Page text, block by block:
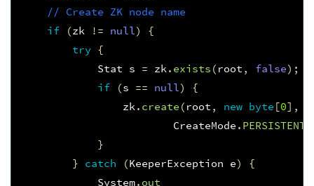
// Create ZK node name
if
(zk != null)
{
try {
Stat s = zk . exists ( root , false);
if
(s == null)
{
zk . create ( root , new byte [0],
CreateMode . PERSISTENT
}
} catch (KeeperException e)
{
System. out